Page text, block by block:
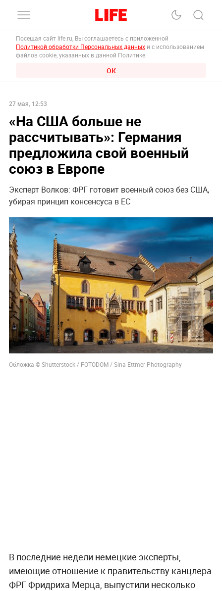
Посещая сайт life.ru, Вы соглашаетесь с приложенной
Политикой обработки Персональных данных и с использованием
файлов cookie, указанных в данной Политике.
ОК
27 мая, 12:53
«На США больше не
рассчитывать»: Германия
предложила свой военный
союз в Европе
Эксперт Волков: ФРГ готовит военный союз без США,
убирая принцип консенсуса в ЕС
Обложка © Shutterstock / FOTODOM / Sina Ettmer Photography
В последние недели немецкие эксперты,
имеющие отношение к правительству канцлера
ФРГ Фридриха Мерца, выпустили несколько